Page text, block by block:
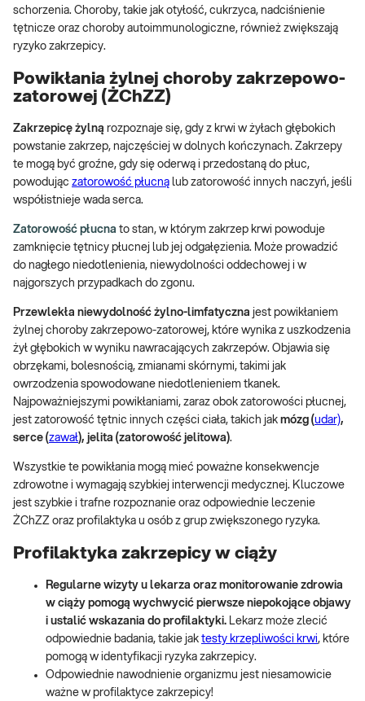
schorzenia. Choroby, takie jak otyłość, cukrzyca, nadciśnienie
tętnicze oraz choroby autoimmunologiczne, również zwiększają
ryzyko zakrzepicy.
Powikłania żylnej choroby zakrzepowo-
zatorowej (ŻChZZ)
Zakrzepicę żylną rozpoznaje się, gdy z krwi w żyłach głębokich
powstanie zakrzep, najczęściej w dolnych kończynach. Zakrzepy
te mogą być groźne, gdy się oderwą i przedostaną do płuc,
powodując zatorowość płucną lub zatorowość innych naczyń, jeśli
współistnieje wada serca.
Zatorowość płucna to stan, w którym zakrzep krwi powoduje
zamknięcie tętnicy płucnej lub jej odgałęzienia. Może prowadzić
do nagłego niedotlenienia, niewydolności oddechowej i w
najgorszych przypadkach do zgonu.
Przewlekła niewydolność żylno-limfatyczna jest powikłaniem
żylnej choroby zakrzepowo-zatorowej, które wynika z uszkodzenia
żył głębokich w wyniku nawracających zakrzepów. Objawia się
obrzękami, bolesnością, zmianami skórnymi, takimi jak
owrzodzenia spowodowane niedotlenieniem tkanek.
Najpoważniejszymi powikłaniami, zaraz obok zatorowości płucnej,
jest zatorowość tętnic innych części ciała, takich jak mózg (udar),
serce (zawał), jelita (zatorowość jelitowa).
Wszystkie te powikłania mogą mieć poważne konsekwencje
zdrowotne i wymagają szybkiej interwencji medycznej. Kluczowe
jest szybkie i trafne rozpoznanie oraz odpowiednie leczenie
ŻChZZ oraz profilaktyka u osób z grup zwiększonego ryzyka.
Profilaktyka zakrzepicy w ciąży
Regularne wizyty u lekarza oraz monitorowanie zdrowia
w ciąży pomogą wychwycić pierwsze niepokojące objawy
i ustalić wskazania do profilaktyki. Lekarz może zlecić
odpowiednie badania, takie jak testy krzepliwości krwi, które
pomogą w identyfikacji ryzyka zakrzepicy.
Odpowiednie nawodnienie organizmu jest niesamowicie
ważne w profilaktyce zakrzepicy!